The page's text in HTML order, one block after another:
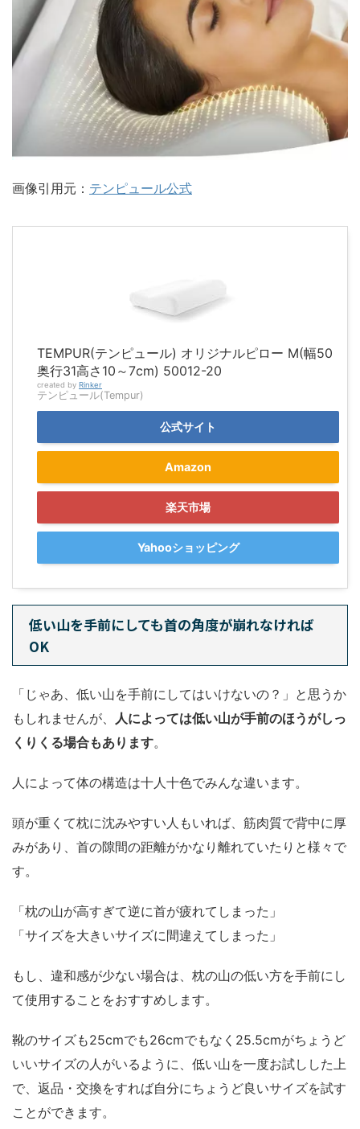
画像引用元： テンピュール公式
TEMPUR(テンピュール) オリジナルピロー M(幅50
奥行31高さ10～7cm) 50012-20
created by Rinker
テンピュール(Tempur)
公式サイト
Amazon
楽天市場
Yahooショッピング
低い山を手前にしても首の角度が崩れなければ
OK
「じゃあ、低い山を手前にしてはいけないの？」と思うか
もしれませんが、
人によっては低い山が手前のほうがしっ
くりくる場合もあります。
人によって体の構造は十人十色でみんな違います。
頭が重くて枕に沈みやすい人もいれば、筋肉質で背中に厚
みがあり、首の隙間の距離がかなり離れていたりと様々で
す。
「枕の山が高すぎて逆に首が疲れてしまった」
「サイズを大きいサイズに間違えてしまった」
もし、違和感が少ない場合は、枕の山の低い方を手前にし
て使用することをおすすめします。
靴のサイズも25cmでも26cmでもなく25.5cmがちょうど
いいサイズの人がいるように、低い山を一度お試しした上
で、返品・交換をすれば自分にちょうど良いサイズを試す
ことができます。